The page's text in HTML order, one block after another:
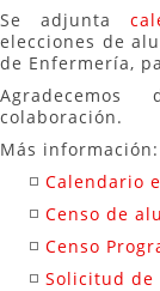
Se adjunta
elecciones de
de Enfermería,
colaboración.
Más información:
Calendario
Censo de
Censo
Solicitud de